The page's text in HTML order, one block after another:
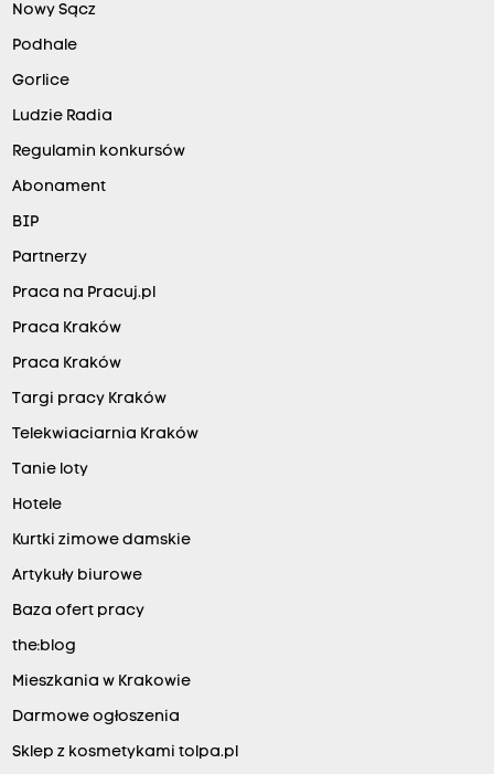
Nowy Sącz
Podhale
Gorlice
Ludzie Radia
Regulamin konkursów
Abonament
BIP
Partnerzy
Praca na Pracuj.pl
Praca Kraków
Praca Kraków
Targi pracy Kraków
Telekwiaciarnia Kraków
Tanie loty
Hotele
Kurtki zimowe damskie
Artykuły biurowe
Baza ofert pracy
the:blog
Mieszkania w Krakowie
Darmowe ogłoszenia
Sklep z kosmetykami tolpa.pl